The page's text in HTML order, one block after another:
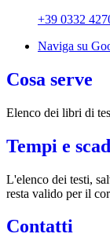
+39 0332
Naviga su
Cosa serve
Elenco dei libri di
Tempi e
L'elenco dei testi,
resta valido per il
Contatti